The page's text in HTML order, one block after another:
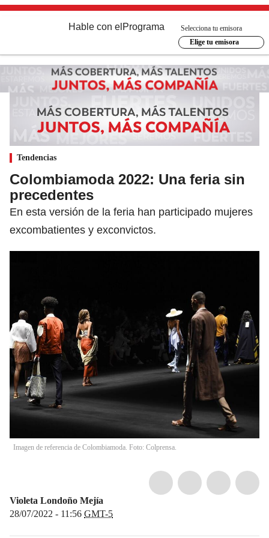
Hable con el Programa
Selecciona tu emisora
Elige tu emisora
Tendencias
Colombiamoda 2022: Una feria sin
precedentes
En esta versión de la feria han participado mujeres
excombatientes y exconvictos.
Imagen de referencia de Colombiamoda. Foto: Colprensa.
Violeta Londoño Mejía
28/07/2022 - 11:56 GMT-5